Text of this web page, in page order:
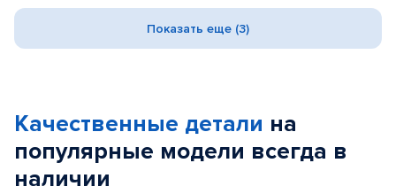
Показать еще (3)
Качественные детали на
популярные модели всегда в
наличии